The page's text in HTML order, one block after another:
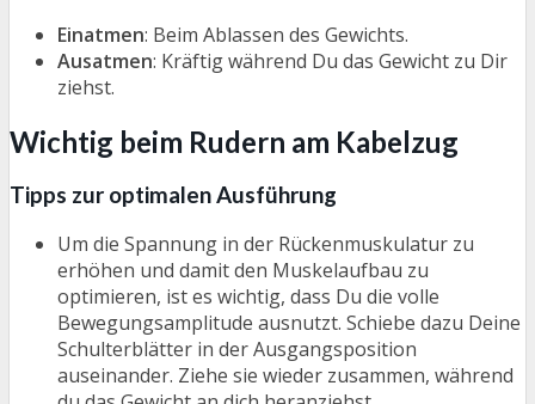
Einatmen: Beim Ablassen des Gewichts.
Ausatmen: Kräftig während Du das Gewicht zu Dir
ziehst.
Wichtig beim Rudern am Kabelzug
Tipps zur optimalen Ausführung
Um die Spannung in der Rückenmuskulatur zu
erhöhen und damit den Muskelaufbau zu
optimieren, ist es wichtig, dass Du die volle
Bewegungsamplitude ausnutzt. Schiebe dazu Deine
Schulterblätter in der Ausgangsposition
auseinander. Ziehe sie wieder zusammen, während